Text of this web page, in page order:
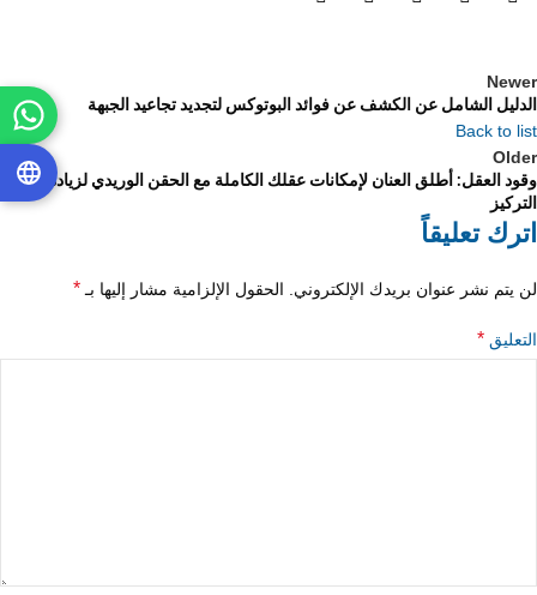
Newer
الدليل الشامل عن الكشف عن فوائد البوتوكس لتجديد تجاعيد الجبهة
Back to list
Older
وقود العقل: أطلق العنان لإمكانات عقلك الكاملة مع الحقن الوريدي لزيادة
التركيز
اترك تعليقاً
لن يتم نشر عنوان بريدك الإلكتروني. الحقول الإلزامية مشار إليها بـ*
التعليق *